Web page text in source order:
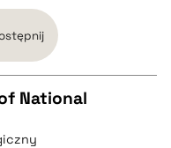
National